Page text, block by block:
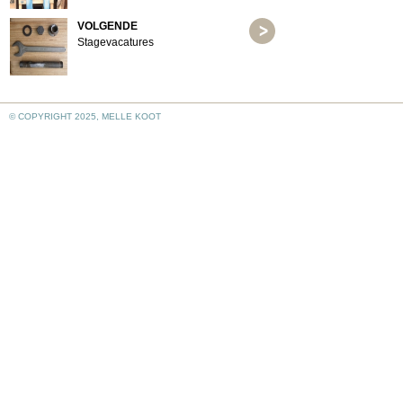
VOLGENDE
Stagevacatures
© COPYRIGHT 2025, MELLE KOOT